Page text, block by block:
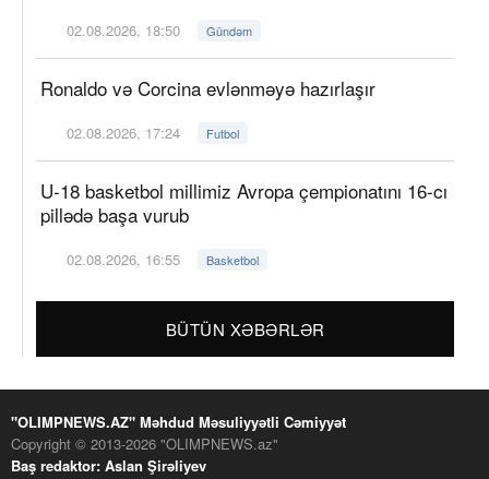
02.08.2026, 18:50 Gündəm
Ronaldo və Corcina evlənməyə hazırlaşır
02.08.2026, 17:24 Futbol
U-18 basketbol millimiz Avropa çempionatını 16-cı
pillədə başa vurub
02.08.2026, 16:55 Basketbol
BÜTÜN XƏBƏRLƏR
"OLIMPNEWS.AZ" Məhdud Məsuliyyətli Cəmiyyət
Copyright © 2013-2026 "OLIMPNEWS.az"
Baş redaktor: Aslan Şirəliyev